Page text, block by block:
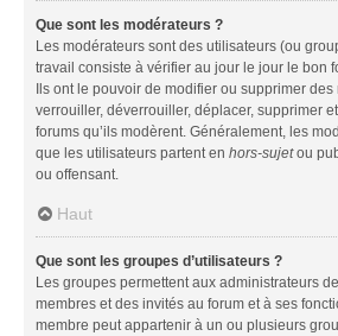
Que sont les modérateurs ?
Les modérateurs sont des utilisateurs (ou
travail consiste à vérifier au jour le jour le bon
Ils ont le pouvoir de modifier ou supprimer des
verrouiller, déverrouiller, déplacer, supprimer
forums qu’ils modèrent. Généralement, les
que les utilisateurs partent en hors-sujetou
ou offensant.
Haut
Que sont les groupes d’utilisateurs ?
Les groupes permettent aux administrateurs
membres et des invités au forum et à ses
membre peut appartenir à un ou plusieurs